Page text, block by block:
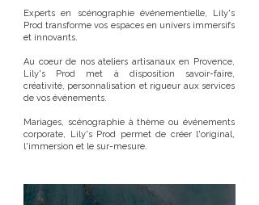
Experts en scénographie événementielle, Lily's
Prod transforme vos espaces en univers immersifs
et innovants.
Au coeur de nos ateliers artisanaux en Provence,
Lily's Prod met à disposition savoir-faire,
créativité, personnalisation et rigueur aux services
de vos événements.
Mariages, scénographie à thème ou événements
corporate, Lily's Prod permet de créer l'original,
l'immersion et le sur-mesure.